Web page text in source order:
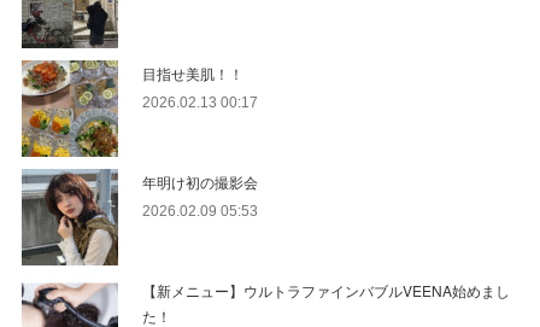
目指せ美肌！！
2026.02.13 00:17
年明け初の撮影会
2026.02.09 05:53
【新メニュー】ウルトラファインバブルVEENA始めまし
た！